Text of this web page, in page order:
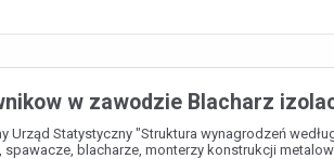
w zawodzie Blacharz
Urząd Statystyczny "Struktura wynagrodzeń
spawacze, blacharze, monterzy konstrukcji